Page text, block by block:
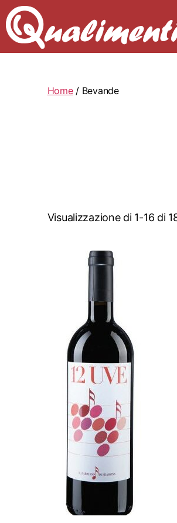
Home/ Bevande
Visualizzazione di 1-16 di